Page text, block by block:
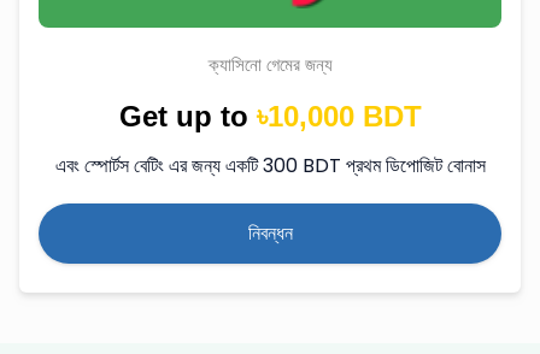
ক্যাসিনো গেমের জন্য
Get up to৳10,000 BDT
এবং স্পোর্টস বেটিং এর জন্য একটি 300 BDT প্রথম ডিপোজিট বোনাস
নিবন্ধন